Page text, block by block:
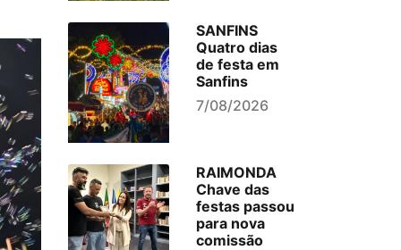
SANFINS
Quatro dias
de festa em
Sanfins
7/08/2026
RAIMONDA
Chave das
festas passou
para nova
comissão